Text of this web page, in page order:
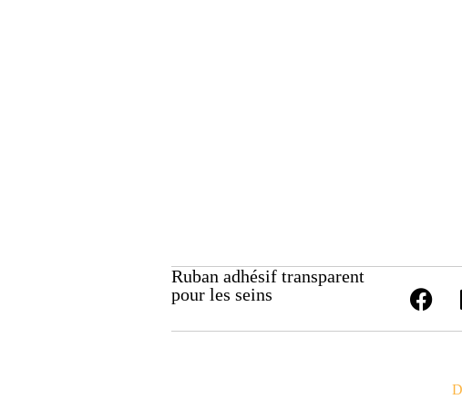
Ruban adhésif transparent
pour les seins